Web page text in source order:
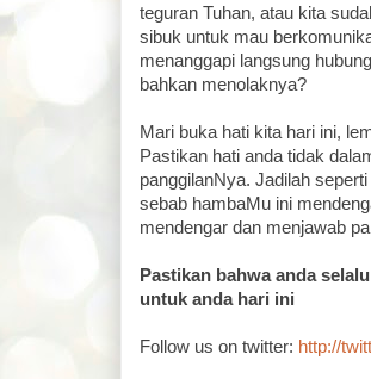
teguran Tuhan, atau kita
sibuk untuk mau
menanggapi langsung
bahkan menolaknya?
Mari buka hati kita hari ini,
Pastikan hati anda tidak
panggilanNya. Jadilah
sebab hambaMu ini
mendengar dan menjawab
Pastikan bahwa anda
untuk anda hari ini
Follow us on twitter: http://